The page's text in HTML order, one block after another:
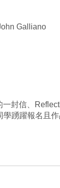
Galliano
封信、
踴躍報名且